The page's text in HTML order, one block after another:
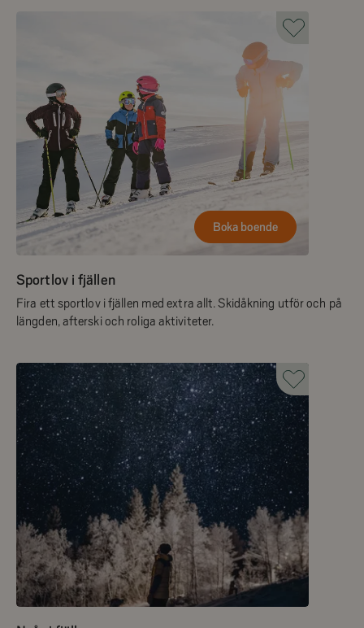
Boka boende
Sportlov i fjällen
Fira ett sportlov i fjällen med extra allt. Skidåkning utför och på
längden, afterski och roliga aktiviteter.